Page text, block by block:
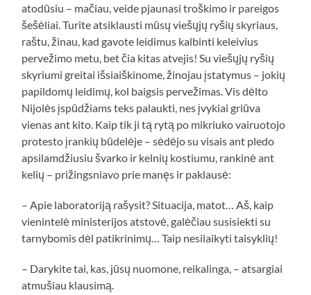
atodūsiu – mačiau, veide pjaunasi troškimo ir pareigos
šešėliai. Turite atsiklausti mūsų viešųjų ryšių skyriaus,
raštu, žinau, kad gavote leidimus kalbinti keleivius
pervežimo metu, bet čia kitas atvejis! Su viešųjų ryšių
skyriumi greitai išsiaiškinome, žinojau įstatymus – jokių
papildomų leidimų, kol baigsis pervežimas. Vis dėlto
Nijolės įspūdžiams teks palaukti, nes įvykiai griūva
vienas ant kito. Kaip tik ji tą rytą po mikriuko vairuotojo
protesto įrankių būdelėje – sėdėjo su visais ant pledo
apsilamdžiusiu švarko ir kelnių kostiumu, rankinė ant
kelių – prižingsniavo prie manęs ir paklausė:
– Apie laboratoriją rašysit? Situacija, matot… Aš, kaip
vienintelė ministerijos atstovė, galėčiau susisiekti su
tarnybomis dėl patikrinimų… Taip nesilaikyti taisyklių!
– Darykite tai, kas, jūsų nuomone, reikalinga, – atsargiai
atmušiau klausimą.